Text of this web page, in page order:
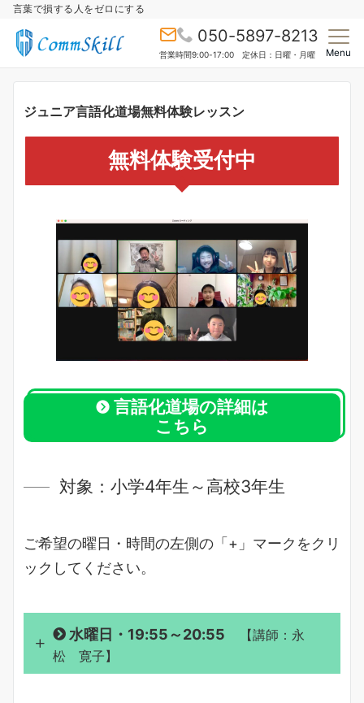
言葉で損する人をゼロにする
050-5897-8213
営業時間9:00-17:00 定休日：日曜・月曜 Menu
ジュニア言語化道場無料体験レッスン
無料体験受付中
言語化道場の詳細は
こちら
対象：小学4年生～高校3年生
ご希望の曜日・時間の左側の「+」マークをクリ
ックしてください。
水曜日・19:55～20:55
【講師：永
松 寛子】